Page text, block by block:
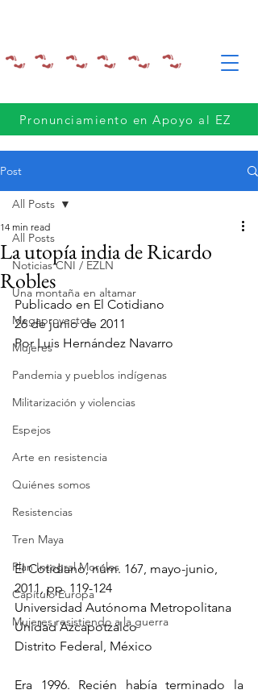
Pronunciamiento en Apoyo al EZ
Post
All Posts
Noticias CNI / EZLN
Una montaña en altamar
Megaproyectos
Mujeres
Pandemia y pueblos indígenas
Militarización y violencias
Espejos
Arte en resistencia
Quiénes somos
Resistencias
Tren Maya
Plan Integral Morelos
Capítulo Europa
Mujeres resistiendo a la guerra
All Posts
La utopía india de Ricardo
Robles
14 min read
Publicado en El Cotidiano
26 de junio de 2011
Por Luis Hernández Navarro
El Cotidiano, núm. 167, mayo-junio,
2011, pp. 119-124
Universidad Autónoma Metropolitana
Unidad Azcapotzalco
Distrito Federal, México
Era 1996. Recién había terminado la